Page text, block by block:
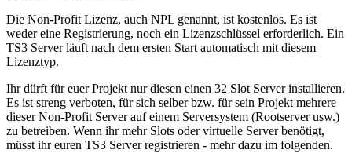
Die Non-Profit Lizenz, auch NPL genannt, ist kostenlos. Es ist
weder eine Registrierung, noch ein Lizenzschlüssel erforderlich. Ein
TS3 Server läuft nach dem ersten Start automatisch mit diesem
Lizenztyp.
Ihr dürft für euer Projekt nur diesen einen 32 Slot Server installieren.
Es ist streng verboten, für sich selber bzw. für sein Projekt mehrere
dieser Non-Profit Server auf einem Serversystem (Rootserver usw.)
zu betreiben. Wenn ihr mehr Slots oder virtuelle Server benötigt,
müsst ihr euren TS3 Server registrieren - mehr dazu im folgenden.